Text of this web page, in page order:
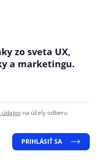
zo sveta UX,
a marketingu.
údajov na účely odberu
PRIHLÁSIŤ SA